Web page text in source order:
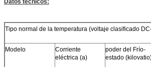
Datos técnicos:
Tipo normal de la temperatura (voltaje clasificado
Modelo
Corriente
eléctrica (a)
poder del Frío-
estado